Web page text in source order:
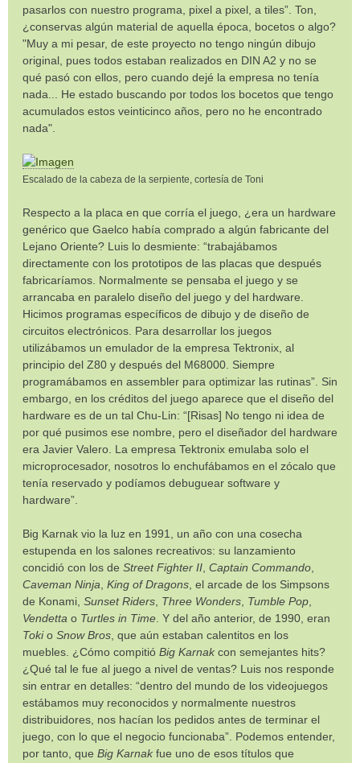
pasarlos con nuestro programa, pixel a pixel, a tiles”. Ton,
¿conservas algún material de aquella época, bocetos o algo?
"Muy a mi pesar, de este proyecto no tengo ningún dibujo
original, pues todos estaban realizados en DIN A2 y no se
qué pasó con ellos, pero cuando dejé la empresa no tenía
nada... He estado buscando por todos los bocetos que tengo
acumulados estos veinticinco años, pero no he encontrado
nada".
Escalado de la cabeza de la serpiente, cortesía de Toni
Respecto a la placa en que corría el juego, ¿era un hardware
genérico que Gaelco había comprado a algún fabricante del
Lejano Oriente? Luis lo desmiente: “trabajábamos
directamente con los prototipos de las placas que después
fabricaríamos. Normalmente se pensaba el juego y se
arrancaba en paralelo diseño del juego y del hardware.
Hicimos programas específicos de dibujo y de diseño de
circuitos electrónicos. Para desarrollar los juegos
utilizábamos un emulador de la empresa Tektronix, al
principio del Z80 y después del M68000. Siempre
programábamos en assembler para optimizar las rutinas”. Sin
embargo, en los créditos del juego aparece que el diseño del
hardware es de un tal Chu-Lin: “[Risas] No tengo ni idea de
por qué pusimos ese nombre, pero el diseñador del hardware
era Javier Valero. La empresa Tektronix emulaba solo el
microprocesador, nosotros lo enchufábamos en el zócalo que
tenía reservado y podíamos debuguear software y
hardware”.
Big Karnak vio la luz en 1991, un año con una cosecha
estupenda en los salones recreativos: su lanzamiento
concidió con los de Street Fighter II Captain Commando
Caveman Ninja King of Dragons , el arcade de los Simpsons
de Konami, Sunset Riders Three Wonders Tumble Pop
Vendetta o Turtles in Time . Y del año anterior, de 1990, eran
Tokio Snow Bros , que aún estaban calentitos en los
muebles. ¿Cómo compitió Big Karnakcon semejantes hits?
¿Qué tal le fue al juego a nivel de ventas? Luis nos responde
sin entrar en detalles: “dentro del mundo de los videojuegos
estábamos muy reconocidos y normalmente nuestros
distribuidores, nos hacían los pedidos antes de terminar el
juego, con lo que el negocio funcionaba”. Podemos entender,
por tanto, que Big Karnakfue uno de esos títulos que